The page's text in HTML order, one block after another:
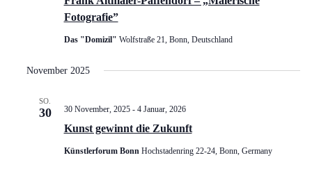
Fotografie”
Das "Domizil" Wolfstraße 21, Bonn, Deutschland
November 2025
SO.
30
Kunst gewinnt die Zukunft
30 November, 2025- 4 Januar, 2026
Künstlerforum Bonn Hochstadenring 22-24, Bonn, Germany